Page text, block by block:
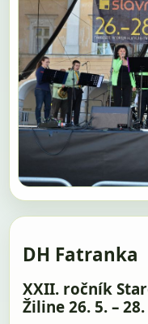
DH Fatranka
XXII. ročník
Žiline 26. 5. –